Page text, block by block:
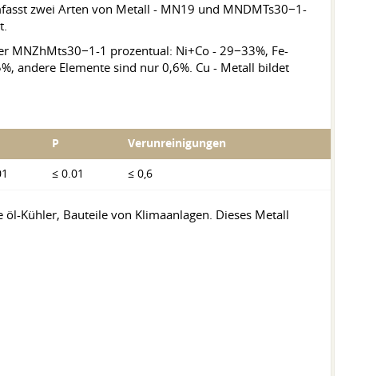
zwei Arten von Metall - MN19 und MNDMTs30−1-
MNZhMts30−1-1 prozentual: Ni+Co - 29−33%, Fe-
andere Elemente sind nur 0,6%. Cu - Metall bildet
P Verunreinigungen
≤ 0.01 ≤ 0,6
Kühler, Bauteile von Klimaanlagen. Dieses Metall